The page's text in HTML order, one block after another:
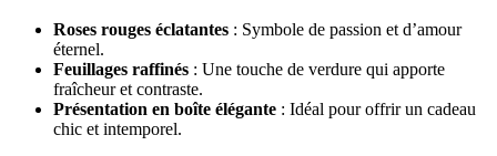
Roses rouges éclatantes : Symbole de passion et d’amour
éternel.
Feuillages raffinés : Une touche de verdure qui apporte
fraîcheur et contraste.
Présentation en boîte élégante : Idéal pour offrir un cadeau
chic et intemporel.